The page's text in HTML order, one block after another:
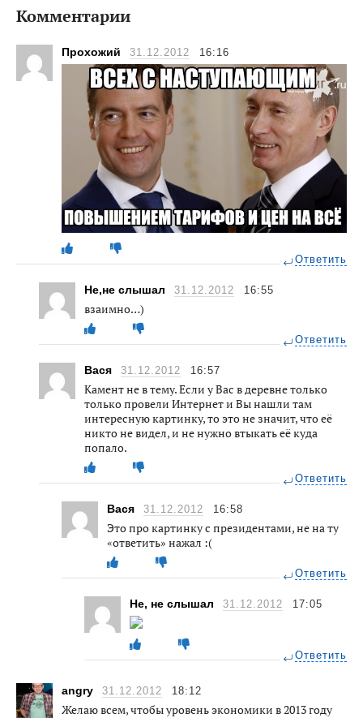
Комментарии
Прохожий 31.12.2012 16:16
Ответить
Не,не слышал 31.12.2012 16:55
взаимно…)
Ответить
Вася 31.12.2012 16:57
Камент не в тему. Если у Вас в деревне только
только провели Интернет и Вы нашли там
интересную картинку, то это не значит, что её
никто не видел, и не нужно втыкать её куда
попало.
Ответить
Вася 31.12.2012 16:58
Это про картинку с президентами, не на ту
«ответить» нажал :(
Ответить
Не, не слышал 31.12.2012 17:05
Ответить
angry 31.12.2012 18:12
Желаю всем, чтобы уровень экономики в 2013 году